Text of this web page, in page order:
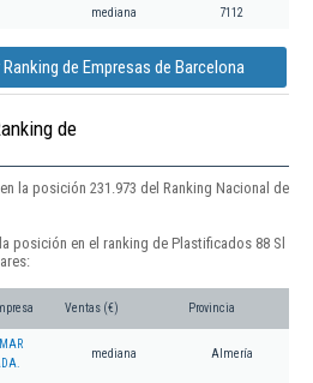
mediana 7112
Ranking de Empresas de Barcelona
de
la posición 231.973 del Ranking Nacional de
posición en el ranking de Plastificados 88 Sl
Ventas (€) Provincia
mediana Almería